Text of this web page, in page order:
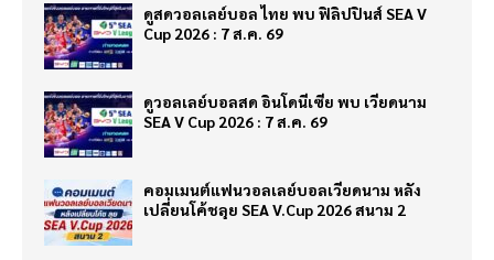
ดูสดวอลเลย์บอล ไทย พบ ฟิลิปปินส์ SEA V
Cup 2026 : 7 ส.ค. 69
ดูวอลเลย์บอลสด อินโดนีเซีย พบ เวียดนาม
SEA V Cup 2026 : 7 ส.ค. 69
คอมเมนต์แฟนวอลเลย์บอลเวียดนาม หลัง
เปลี่ยนโค้ชลุย SEA V.Cup 2026 สนาม 2